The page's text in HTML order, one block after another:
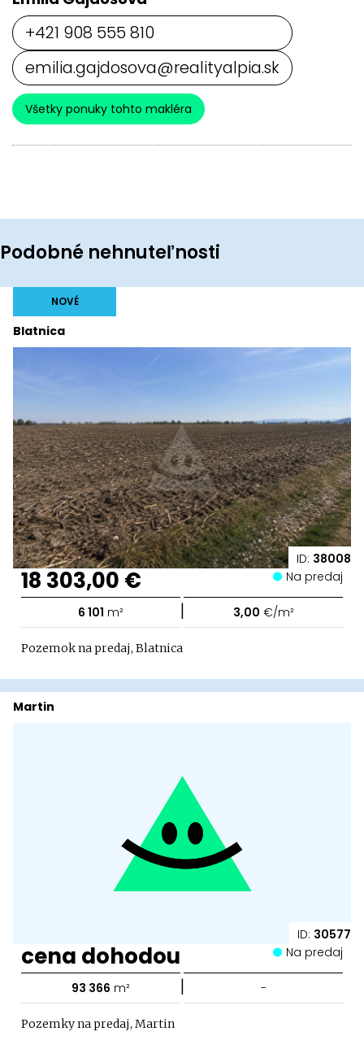
+421 908 555 810
emilia.gajdosova@realityalpia.sk
Všetky ponuky tohto makléra
Podobné nehnuteľnosti
ID: 38008
Blatnica
NOVÉ
18 303,00 € Na predaj
6 101 m² | 3,00 €/m²
Pozemok na predaj, Blatnica
ID: 30577
Martin
cena dohodou Na predaj
93 366 m² | -
Pozemky na predaj, Martin